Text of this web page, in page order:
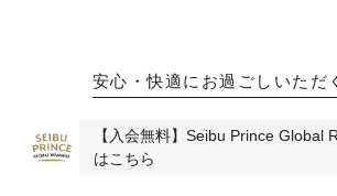
安心・快適にお過ごしいただ
【入会無料】Seibu Prince Global
はこちら